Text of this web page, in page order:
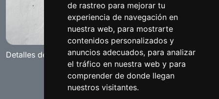
de rastreo para mejorar tu
experiencia de navegación en
nuestra web, para mostrarte
contenidos personalizados y
anuncios adecuados, para analizar
el tráfico en nuestra web y para
comprender de donde llegan
nuestros visitantes.
Detalles del pueblo de Benamejí